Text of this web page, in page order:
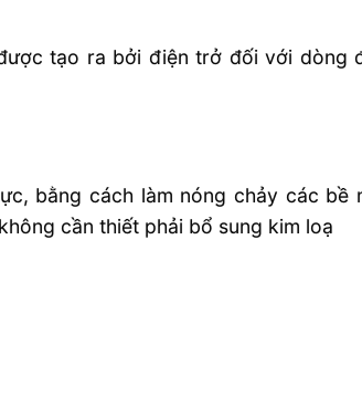
tạo ra bởi điện trở đối với dòng
bằng cách làm nóng chảy các bề
cần thiết phải bổ sung kim loạ